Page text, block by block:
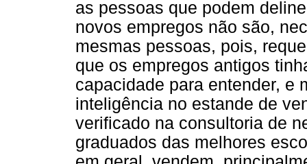
as pessoas que podem
novos empregos não são,
mesmas pessoas, pois,
que os empregos antigos
capacidade para entender, e
inteligência no estande de
verificado na consultoria de
graduados das melhores